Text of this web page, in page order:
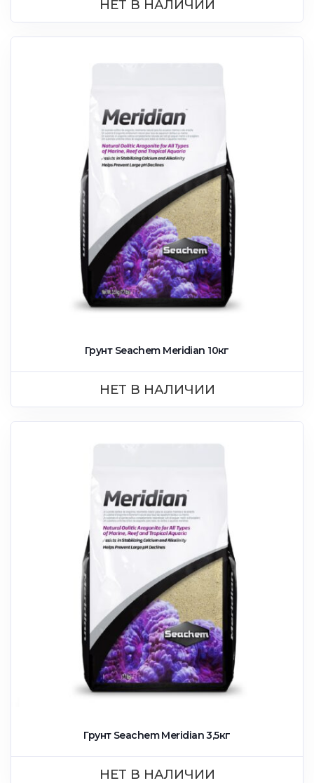
НЕТ В НАЛИЧИИ
Грунт Seachem Meridian 10кг
НЕТ В НАЛИЧИИ
Грунт Seachem Meridian 3,5кг
НЕТ В НАЛИЧИИ